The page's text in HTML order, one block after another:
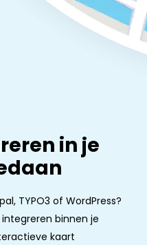
in je
TYPO3 of WordPress?
binnen je
kaart